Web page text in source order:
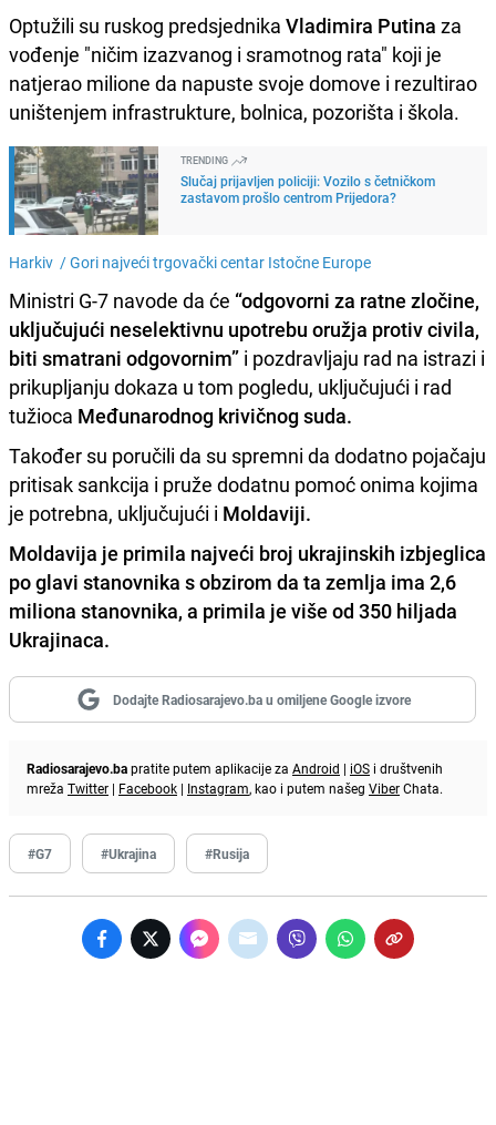
Optužili su ruskog predsjednika Vladimira Putina za
vođenje "ničim izazvanog i sramotnog rata" koji je
natjerao milione da napuste svoje domove i rezultirao
uništenjem infrastrukture, bolnica, pozorišta i škola.
TRENDING
Slučaj prijavljen policiji: Vozilo s četničkom
zastavom prošlo centrom Prijedora?
Harkiv /Gori najveći trgovački centar Istočne Europe
Ministri G-7 navode da će “odgovorni za ratne zločine,
uključujući neselektivnu upotrebu oružja protiv civila,
biti smatrani odgovornim” i pozdravljaju rad na istrazi i
prikupljanju dokaza u tom pogledu, uključujući i rad
tužioca Međunarodnog krivičnog suda.
Također su poručili da su spremni da dodatno pojačaju
pritisak sankcija i pruže dodatnu pomoć onima kojima
je potrebna, uključujući i Moldaviji.
Moldavija je primila najveći broj ukrajinskih izbjeglica
po glavi stanovnika s obzirom da ta zemlja ima 2,6
miliona stanovnika, a primila je više od 350 hiljada
Ukrajinaca.
Dodajte Radiosarajevo.ba u omiljene Google izvore
Radiosarajevo.bapratite putem aplikacije za Android | iOS i društvenih
mreža Twitter | Facebook | Instagram, kao i putem našeg ViberChata.
#G7 #Ukrajina #Rusija